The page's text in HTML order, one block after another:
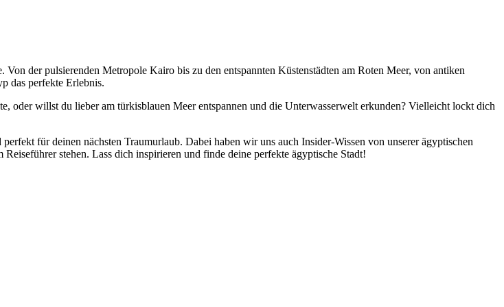
der pulsierenden Metropole Kairo bis zu den entspannten Küstenstädten am Roten Meer, von antiken
das perfekte Erlebnis.
oder willst du lieber am türkisblauen Meer entspannen und die Unterwasserwelt erkunden? Vielleicht lockt dich
für deinen nächsten Traumurlaub. Dabei haben wir uns auch Insider-Wissen von unserer ägyptischen
stehen. Lass dich inspirieren und finde deine perfekte ägyptische Stadt!